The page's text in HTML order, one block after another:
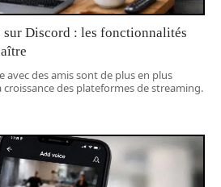
sur Discord : les fonctionnalités
avec des amis sont de plus en plus
des plateformes de streaming.